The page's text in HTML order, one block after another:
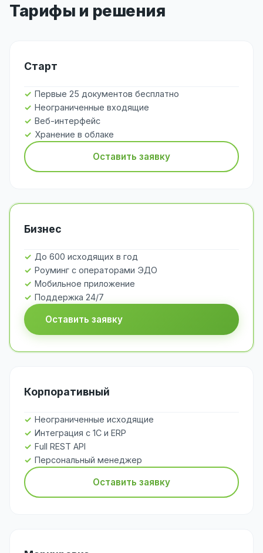
Тарифы и решения
Старт
Первые 25 документов бесплатно
Неограниченные входящие
Веб-интерфейс
Хранение в облаке
Оставить заявку
Бизнес
До 600 исходящих в год
Роуминг с операторами ЭДО
Мобильное приложение
Поддержка 24/7
Оставить заявку
Корпоративный
Неограниченные исходящие
Интеграция с 1С и ERP
Full REST API
Персональный менеджер
Оставить заявку